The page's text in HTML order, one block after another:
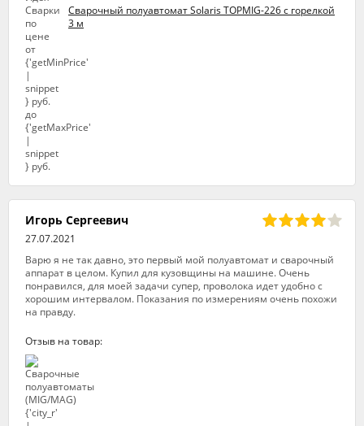
Сварочный полуавтомат Solaris TOPMIG-226 с горелкой
3 м
Игорь Сергеевич
27.07.2021
Варю я не так давно, это первый мой полуавтомат и сварочный
аппарат в целом. Купил для кузовщины на машине. Очень
понравился, для моей задачи супер, проволока идет удобно с
хорошим интервалом. Показания по измерениям очень похожи
на правду.
Отзыв на товар: